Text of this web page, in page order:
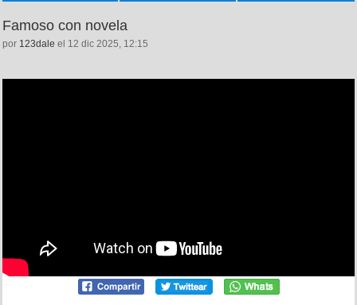
Famoso con novela
por 123dale el 12 dic 2025, 12:15